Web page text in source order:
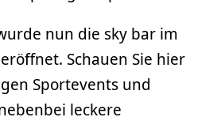
nun die sky bar im
Schauen Sie hier
Sportevents und
leckere